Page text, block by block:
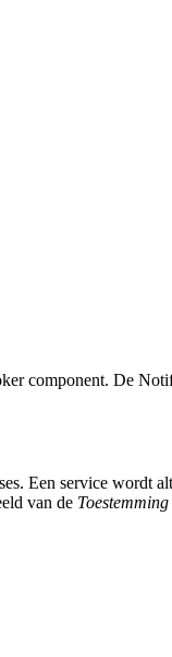
component. De
Een service wordt
van de